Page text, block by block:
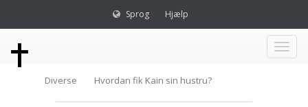
Sprog Hjælp
Toggle
Diverse Hvordan fik Kain sin hustru?